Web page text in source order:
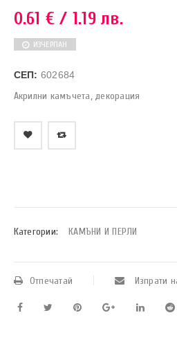
0.61 € / 1.19 лв.
ИЗЧЕРПАН
СЕП: 602684
Акрилни камъчета, декорация
Категории: КАМЪНИ И ПЕРЛИ
Отпечатай Изпрати